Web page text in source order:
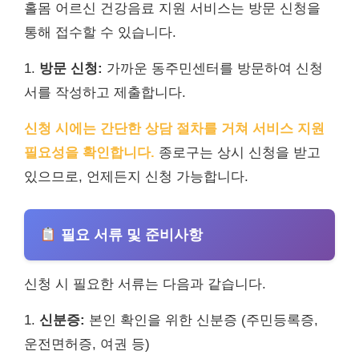
홀몸 어르신 건강음료 지원 서비스는 방문 신청을
통해 접수할 수 있습니다.
1. 방문 신청: 가까운 동주민센터를 방문하여 신청
서를 작성하고 제출합니다.
신청 시에는 간단한 상담 절차를 거쳐 서비스 지원
필요성을 확인합니다. 종로구는 상시 신청을 받고
있으므로, 언제든지 신청 가능합니다.
필요 서류 및 준비사항
신청 시 필요한 서류는 다음과 같습니다.
1. 신분증: 본인 확인을 위한 신분증 (주민등록증,
운전면허증, 여권 등)